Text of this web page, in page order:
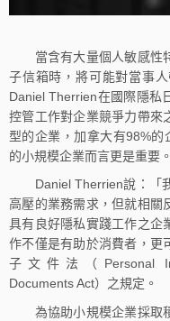
當含有大量個人敏感性特
子信箱時，將可能對當事
Daniel Therrien在國際隱私
控管工作對企業競爭力帶來
型的企業，加拿大有98%
的小規模企業而言更是重要。
Daniel Therrien說：「我
高壓的業務需求，但就相關
具有良好隱私實踐工作之企
作不僅是有助於消費者，更
子文件法（Personal
Documents Act）之規定。
為協助小規模企業採取